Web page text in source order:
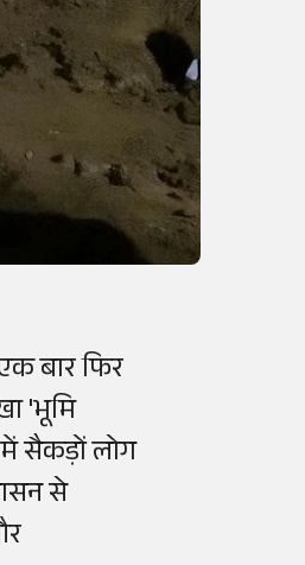
बार फिर
'भूमि
सैकड़ों लोग
से